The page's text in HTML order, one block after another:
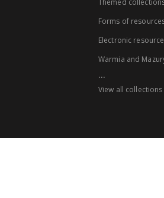
Themed
Forms of
Electronic
Warmia and
...
View all collections